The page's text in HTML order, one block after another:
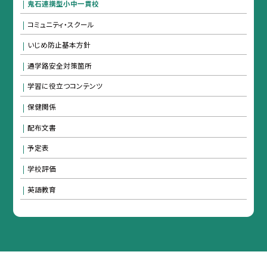
鬼石連携型小中一貫校
コミュニティ・スクール
いじめ防止基本方針
通学路安全対策箇所
学習に役立つコンテンツ
保健関係
配布文書
予定表
学校評価
英語教育